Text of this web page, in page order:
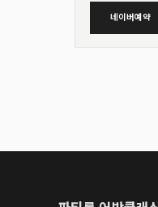
네이버예약